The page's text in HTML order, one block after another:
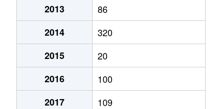
2013
86
2014
320
2015
20
2016
100
2017
109